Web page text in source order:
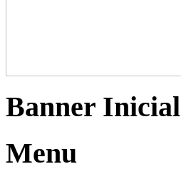
Banner Inicial
Menu